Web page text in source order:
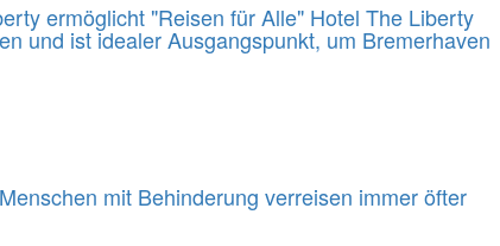
ermöglicht "Reisen für Alle" Hotel The Liberty
und ist idealer Ausgangspunkt, um Bremerhaven
mit Behinderung verreisen immer öfter